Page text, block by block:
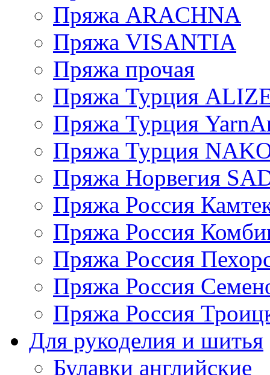
Пряжа ARACHNA
Пряжа VISANTIA
Пряжа прочая
Пряжа Турция
Пряжа Турция
Пряжа Турция
Пряжа Норвегия
Пряжа Россия
Пряжа Россия
Пряжа Россия
Пряжа Россия
Пряжа Россия
Для рукоделия и шитья
Булавки английские